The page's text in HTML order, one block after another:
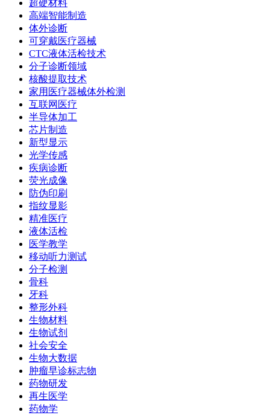
超硬材料
高端智能制造
体外诊断
可穿戴医疗器械
CTC液体活检技术
分子诊断领域
核酸提取技术
家用医疗器械体外检测
互联网医疗
半导体加工
芯片制造
新型显示
光学传感
疾病诊断
荧光成像
防伪印刷
指纹显影
精准医疗
液体活检
医学教学
移动听力测试
分子检测
骨科
牙科
整形外科
生物材料
生物试剂
社会安全
生物大数据
肿瘤早诊标志物
药物研发
再生医学
药物学